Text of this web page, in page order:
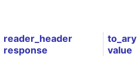
reader_header
response
to_ary
value